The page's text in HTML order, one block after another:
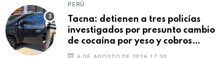
PERÚ
Tacna: detienen a tres policías
investigados por presunto cambio
de cocaína por yeso y cobros
ilegales